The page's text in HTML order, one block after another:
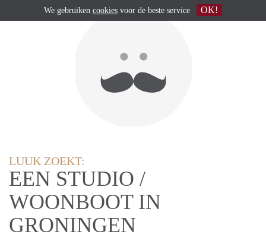
LUUK ZOEKT:
EEN STUDIO /
WOONBOOT IN
GRONINGEN
We gebruiken cookies voor de beste service OK!